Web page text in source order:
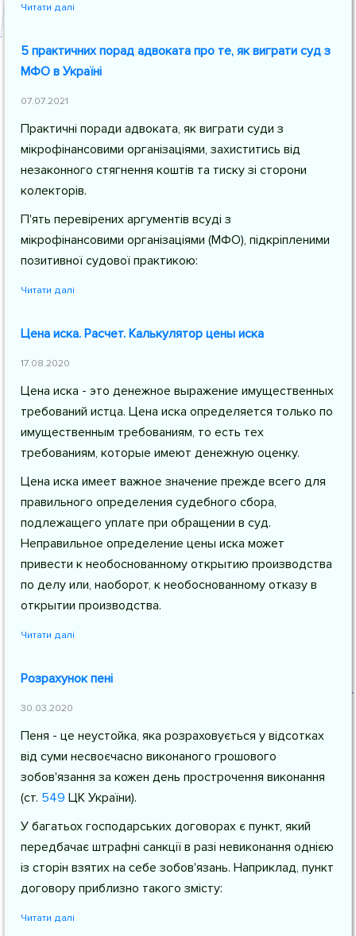
Читати далі
5 практичних порад адвоката про те, як виграти суд з
МФО в Україні
07.07.2021
Практичні поради адвоката, як виграти суди з
мікрофінансовими організаціями, захиститись від
незаконного стягнення коштів та тиску зі сторони
колекторів.
П'ять перевірених аргументів всуді з
мікрофінансовими організаціями (МФО), підкріпленими
позитивної судової практикою:
Читати далі
Цена иска. Расчет. Калькулятор цены иска
17.08.2020
Цена иска - это денежное выражение имущественных
требований истца. Цена иска определяется только по
имущественным требованиям, то есть тех
требованиям, которые имеют денежную оценку.
Цена иска имеет важное значение прежде всего для
правильного определения судебного сбора,
подлежащего уплате при обращении в суд.
Неправильное определение цены иска может
привести к необоснованному открытию производства
по делу или, наоборот, к необоснованному отказу в
открытии производства.
Читати далі
Розрахунок пені
30.03.2020
Пеня - це неустойка, яка розраховується у відсотках
від суми несвоєчасно виконаного грошового
зобов'язання за кожен день прострочення виконання
(ст. 549 ЦК України).
У багатьох господарських договорах є пункт, який
передбачає штрафні санкції в разі невиконання однією
із сторін взятих на себе зобов'язань. Наприклад, пункт
договору приблизно такого змісту:
Читати далі